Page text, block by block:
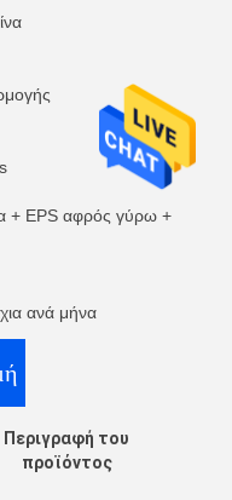
+ EPS αφρός γύρω +
ανά μήνα
Περιγραφή του
προϊόντος